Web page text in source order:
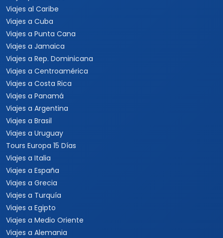
Viajes al Caribe
Viajes a Cuba
Viajes a Punta Cana
Viajes a Jamaica
Viajes a Rep. Dominicana
Viajes a Centroamérica
Viajes a Costa Rica
Viajes a Panamá
Viajes a Argentina
Viajes a Brasil
Viajes a Uruguay
Tours Europa 15 Días
Viajes a Italia
Viajes a España
Viajes a Grecia
Viajes a Turquía
Viajes a Egipto
Viajes a Medio Oriente
Viajes a Alemania